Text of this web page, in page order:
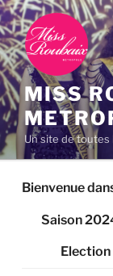
Aller
au
contenu
principal
MISS
Un site de toutes
Bienvenue
Saison